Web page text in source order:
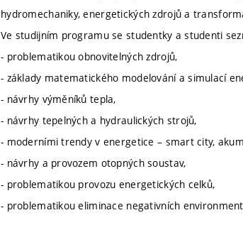
hydromechaniky, energetických zdrojů a
Ve studijním programu se studentky a studenti
- problematikou obnovitelných zdrojů,
- základy matematického modelování a simulací
- návrhy výměníků tepla,
- návrhy tepelných a hydraulických strojů,
- moderními trendy v energetice – smart city,
- návrhy a provozem otopných soustav,
- problematikou provozu energetických celků,
- problematikou eliminace negativních